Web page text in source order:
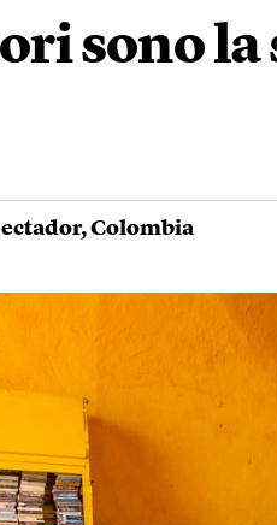
sono la
,Colombia